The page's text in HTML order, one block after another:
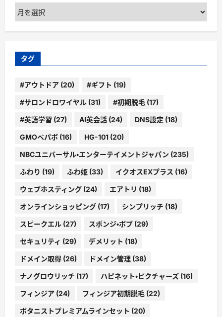
ア
ー
カ
ブ
タグ
#アウトドア (20) #ギフト (19)
#サロンドロワイヤル (31) #初期脱毛 (17)
#英語学習 (27) AI英会話 (24) DNS設定 (18)
GMOペパボ (16) HG-101 (20)
NBCユニバーサル・エンターテイメントジャパン (235)
ふわり (19) ふわ姫 (33) イクオスEXプラス (16)
ウェブホスティング (24) エアトリ (18)
オンラインショッピング (17) シンプリッチ (18)
スピークエル (27) スポンジ・ボブ (29)
セキュリティ (29) デメリット (18)
ドメイン取得 (26) ドメイン管理 (38)
ナノグロウリッチ (17) ハピネット・ピクチャーズ (16)
フィンジア (24) フィンジア初期脱毛 (22)
ボタニストプレミアムラインセット (20)